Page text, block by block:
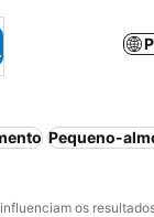
Pequeno-
os